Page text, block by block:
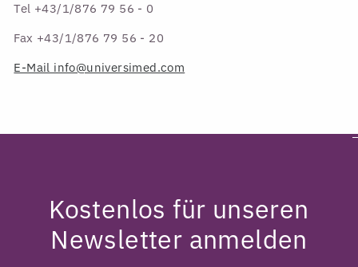
Tel +43/1/876 79 56 - 0
Fax +43/1/876 79 56 - 20
E-Mail info@universimed.com
Kostenlos für unseren
Newsletter anmelden